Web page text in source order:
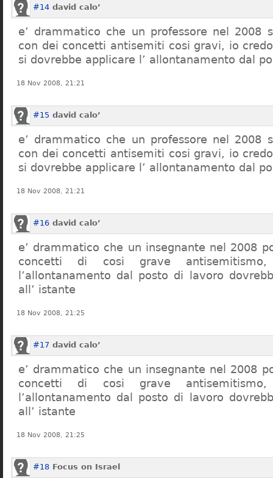
#14 david calo’
e’ drammatico che un professore nel 2008
con dei concetti antisemiti cosi gravi, io
si dovrebbe applicare l’ allontanamento dal
18 Nov 2008, 21:21
#15 david calo’
e’ drammatico che un professore nel 2008
con dei concetti antisemiti cosi gravi, io
si dovrebbe applicare l’ allontanamento dal
18 Nov 2008, 21:21
#16 david calo’
e’ drammatico che un insegnante nel 2008
concetti di cosi grave
l’allontanamento dal posto di lavoro
all’ istante
18 Nov 2008, 21:25
#17 david calo’
e’ drammatico che un insegnante nel 2008
concetti di cosi grave
l’allontanamento dal posto di lavoro
all’ istante
18 Nov 2008, 21:25
#18 Focus on Israel